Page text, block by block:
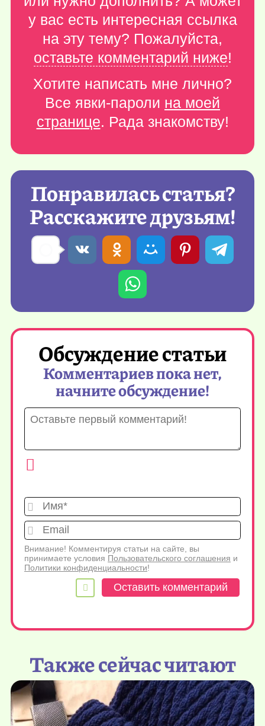
у вас есть интересная ссылка
на эту тему? Пожалуйста,
оставьте комментарий ниже!
Хотите написать мне лично?
Все явки-пароли на моей
странице. Рада знакомству!
Понравилась статья?
Расскажите друзьям!
Обсуждение статьи
Комментариев пока нет,
начните обсуждение!
Имя*
Внимание! Комментируя статьи на сайте, вы
принимаете условия Пользовательского соглашения и
Политики конфиденциальности!
Также сейчас читают